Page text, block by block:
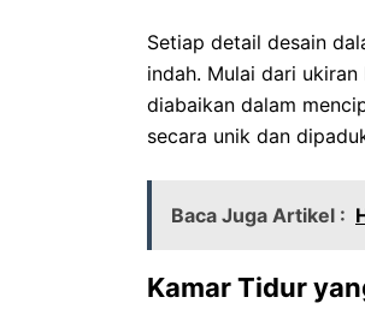
Setiap detail desain
indah. Mulai dari
diabaikan dalam
secara unik dan
Baca Juga Artikel :
Kamar Tidur